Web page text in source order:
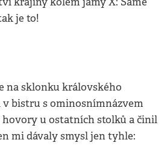
je to!
na sklonku královského
bistru s ominosnímnázvem
hovory u ostatních stolků a činil
mi dávaly smysl jen tyhle: